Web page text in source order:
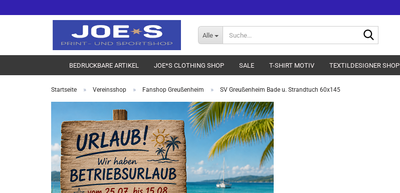
Alle
BEDRUCKBARE ARTIKEL JOE*S CLOTHING SHOP SALE T-SHIRT MOTIV TEXTILDESIGNER SHOP
Startseite » Vereinsshop » Fanshop Greußenheim » SV Greußenheim Bade u. Strandtuch 60x145